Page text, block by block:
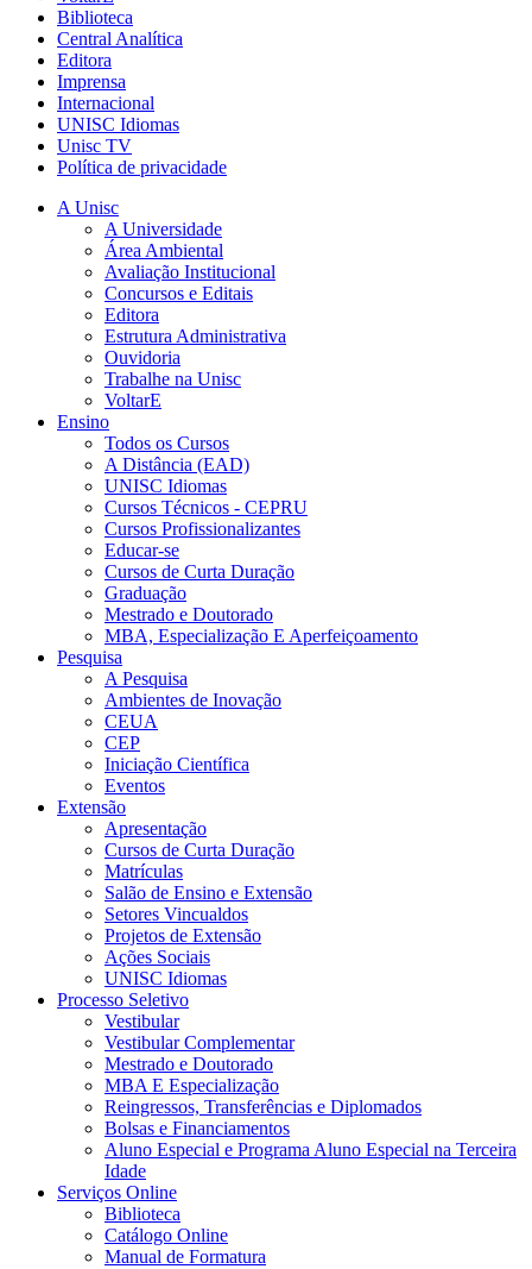
Biblioteca
Central Analítica
Editora
Imprensa
Internacional
UNISC Idiomas
Unisc TV
Política de privacidade
A Unisc
A Universidade
Área Ambiental
Avaliação Institucional
Concursos e Editais
Editora
Estrutura Administrativa
Ouvidoria
Trabalhe na Unisc
VoltarE
Ensino
Todos os Cursos
A Distância (EAD)
UNISC Idiomas
Cursos Técnicos - CEPRU
Cursos Profissionalizantes
Educar-se
Cursos de Curta Duração
Graduação
Mestrado e Doutorado
MBA, Especialização E Aperfeiçoamento
Pesquisa
A Pesquisa
Ambientes de Inovação
CEUA
CEP
Iniciação Científica
Eventos
Extensão
Apresentação
Cursos de Curta Duração
Matrículas
Salão de Ensino e Extensão
Setores Vincualdos
Projetos de Extensão
Ações Sociais
UNISC Idiomas
Processo Seletivo
Vestibular
Vestibular Complementar
Mestrado e Doutorado
MBA E Especialização
Reingressos, Transferências e Diplomados
Bolsas e Financiamentos
Aluno Especial e Programa Aluno Especial na Terceira
Idade
Serviços Online
Biblioteca
Catálogo Online
Manual de Formatura